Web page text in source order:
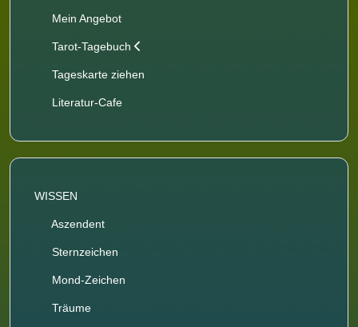
Mein Angebot
Tarot-Tagebuch
Tageskarte ziehen
Literatur-Cafe
WISSEN
Aszendent
Sternzeichen
Mond-Zeichen
Träume